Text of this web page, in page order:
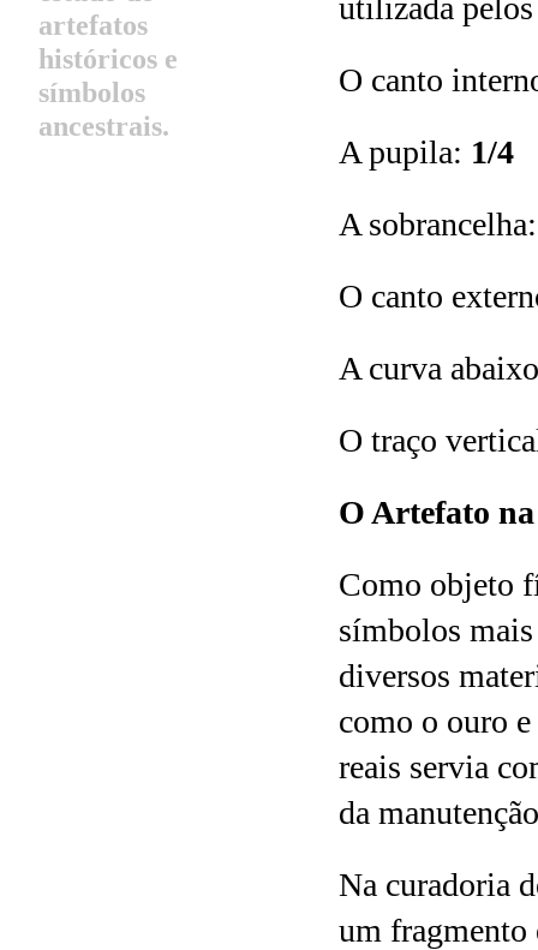
utilizada
O canto
A pupila: 1/4
A
O canto
A curva
O traço
O Artefato
Como objeto
símbolos
diversos
como o ouro
reais servia
da
Na curadoria
um fragmento
artefatos
históricos e
símbolos
ancestrais.